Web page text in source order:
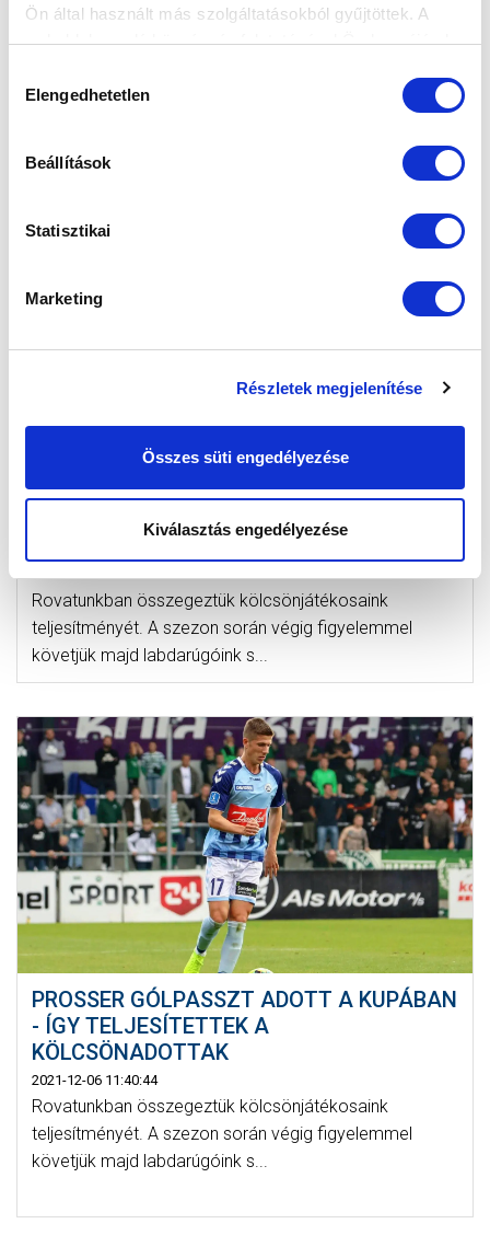
Ön által használt más szolgáltatásokból gyűjtöttek. A
weboldalon való böngészés folytatásával Ön hozzájárul a
kiválasztása
Elengedhetetlen
Beállítások
Statisztikai
Marketing
Részletek megjelenítése
Összes süti engedélyezése
Kiválasztás engedélyezése
2022-02-01 09:07:33
Rovatunkban összegeztük kölcsönjátékosaink
követjük majd labdarúgóink s...
SZERENCSI ÉS VARGA GÓLPASSZT
ADOTT AZ ÉVZÁRÓN - ÍGY
TELJESÍTETTEK A KÖLCSÖNADOTTAK
Rovatunkban összegeztük kölcsönjátékosaink
teljesítményét. A szezon során végig figyelemmel
követjük majd labdarúgóink s...
PROSSER GÓLPASSZT ADOTT A KUPÁBAN
- ÍGY TELJESÍTETTEK A
KÖLCSÖNADOTTAK
2021-12-06 11:40:44
Rovatunkban összegeztük kölcsönjátékosaink
teljesítményét. A szezon során végig figyelemmel
követjük majd labdarúgóink s...